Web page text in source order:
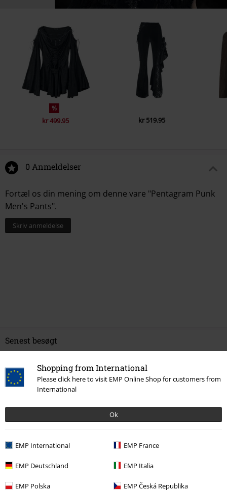
Shopping from International
Please click here to visit EMP Online Shop for customers from
International
Ok
EMP International EMP France
EMP Deutschland EMP Italia
EMP Polska EMP Česká Republika
%
kr 499.95 kr 519.95
0 Anmeldelser
Fortæl os din mening om denne vare "Pentagram Punk
Men's Pants".
Skriv anmeldelse
Senest besøgt
%